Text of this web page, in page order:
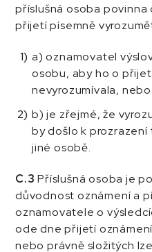
příslušná osoba
přijetí písemně
a) oznamovatel
osobu, aby ho o
nevyrozumívala, nebo
b) je zřejmé, že
by došlo k
jiné osobě.
C.3 Příslušná osoba je
důvodnost oznámení a
oznamovatele o
ode dne přijetí
nebo právně složitých